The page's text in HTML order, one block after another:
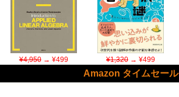
¥4,950→ ¥499 ¥1,320→ ¥499
Amazon タイムセール